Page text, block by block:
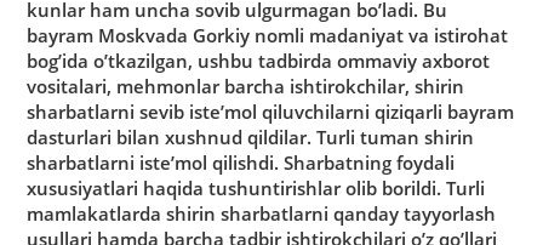
kunlar ham uncha sovib ulgurmagan bo’ladi. Bu
bayram Moskvada Gorkiy nomli madaniyat va istirohat
bog’ida o’tkazilgan, ushbu tadbirda ommaviy axborot
vositalari, mehmonlar barcha ishtirokchilar, shirin
sharbatlarni sevib iste’mol qiluvchilarni qiziqarli bayram
dasturlari bilan xushnud qildilar. Turli tuman shirin
sharbatlarni iste’mol qilishdi. Sharbatning foydali
xususiyatlari haqida tushuntirishlar olib borildi. Turli
mamlakatlarda shirin sharbatlarni qanday tayyorlash
usullari hamda barcha tadbir ishtirokchilari o’z qo’llari